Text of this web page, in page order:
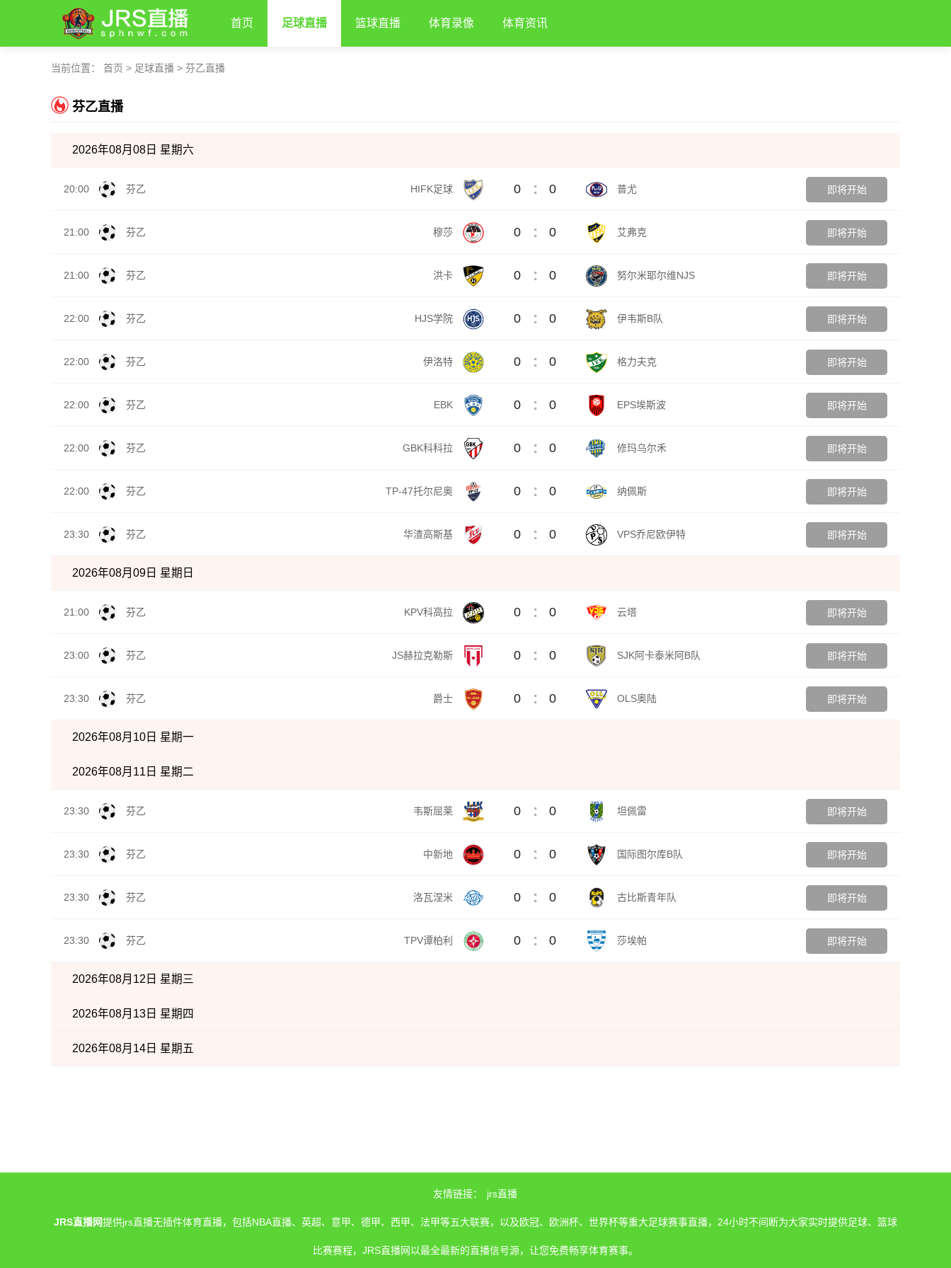
首页 足球直播 篮球直播 体育录像 体育资讯
当前位置： 首页 > 足球直播 > 芬乙直播
芬乙直播
2026年08月08日 星期六
20:00 芬乙 HIFK足球 0 : 0 普尤 即将开始
21:00 芬乙 穆莎 0 : 0 艾弗克 即将开始
21:00 芬乙 洪卡 0 : 0 努尔米耶尔维NJS 即将开始
22:00 芬乙 HJS学院 0 : 0 伊韦斯B队 即将开始
22:00 芬乙 伊洛特 0 : 0 格力夫克 即将开始
22:00 芬乙 EBK 0 : 0 EPS埃斯波 即将开始
22:00 芬乙 GBK科科拉 0 : 0 修玛乌尔禾 即将开始
22:00 芬乙 TP-47托尔尼奥 0 : 0 纳佩斯 即将开始
23:30 芬乙 华渣高斯基 0 : 0 VPS乔尼欧伊特 即将开始
2026年08月09日 星期日
21:00 芬乙 KPV科高拉 0 : 0 云塔 即将开始
23:00 芬乙 JS赫拉克勒斯 0 : 0 SJK阿卡泰米阿B队 即将开始
23:30 芬乙 爵士 0 : 0 OLS奥陆 即将开始
2026年08月10日 星期一
2026年08月11日 星期二
23:30 芬乙 韦斯屈莱 0 : 0 坦佩雷 即将开始
23:30 芬乙 中新地 0 : 0 国际图尔库B队 即将开始
23:30 芬乙 洛瓦涅米 0 : 0 古比斯青年队 即将开始
23:30 芬乙 TPV谭柏利 0 : 0 莎埃帕 即将开始
2026年08月12日 星期三
2026年08月13日 星期四
2026年08月14日 星期五
友情链接： jrs直播
JRS直播网提供jrs直播无插件体育直播，包括NBA直播、英超、意甲、德甲、西甲、法甲等五大联赛，以及欧冠、欧洲杯、世界杯等重大足球赛事直播，24小时不间断为大家实时提供足球、篮球
比赛赛程，JRS直播网以最全最新的直播信号源，让您免费畅享体育赛事。